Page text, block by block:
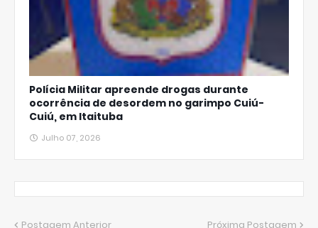
Polícia Militar apreende drogas durante
ocorrência de desordem no garimpo Cuiú-
Cuiú, em Itaituba
Julho 07, 2026
Postagem Anterior Próxima Postagem